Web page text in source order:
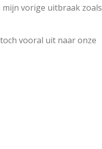
mijn vorige uitbraak zoals
vooral uit naar onze